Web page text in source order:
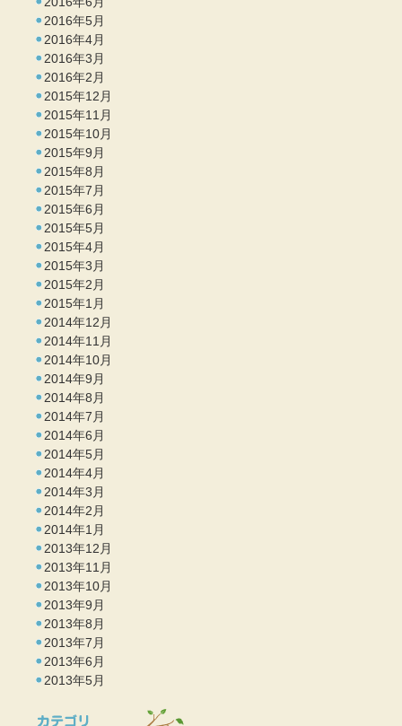
2016年5月
2016年4月
2016年3月
2016年2月
2015年12月
2015年11月
2015年10月
2015年9月
2015年8月
2015年7月
2015年6月
2015年5月
2015年4月
2015年3月
2015年2月
2015年1月
2014年12月
2014年11月
2014年10月
2014年9月
2014年8月
2014年7月
2014年6月
2014年5月
2014年4月
2014年3月
2014年2月
2014年1月
2013年12月
2013年11月
2013年10月
2013年9月
2013年8月
2013年7月
2013年6月
2013年5月